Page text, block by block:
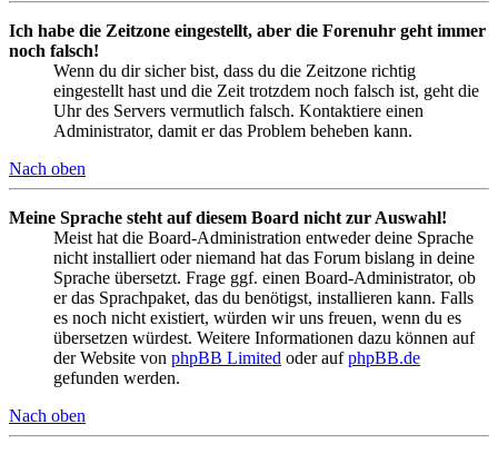
Ich habe die Zeitzone eingestellt, aber die Forenuhr geht immer
noch falsch!
Wenn du dir sicher bist, dass du die Zeitzone richtig
eingestellt hast und die Zeit trotzdem noch falsch ist, geht die
Uhr des Servers vermutlich falsch. Kontaktiere einen
Administrator, damit er das Problem beheben kann.
Nach oben
Meine Sprache steht auf diesem Board nicht zur Auswahl!
Meist hat die Board-Administration entweder deine Sprache
nicht installiert oder niemand hat das Forum bislang in deine
Sprache übersetzt. Frage ggf. einen Board-Administrator, ob
er das Sprachpaket, das du benötigst, installieren kann. Falls
es noch nicht existiert, würden wir uns freuen, wenn du es
übersetzen würdest. Weitere Informationen dazu können auf
der Website von phpBB Limited oder aufphpBB.de
gefunden werden.
Nach oben